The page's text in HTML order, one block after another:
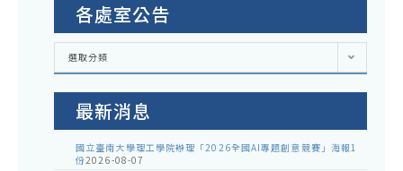
各處室公告
各
室
選取分類
最新消息
國立臺南大學理工學院辦理「2026全國AI專題創意競賽」海報1
份2026-08-07